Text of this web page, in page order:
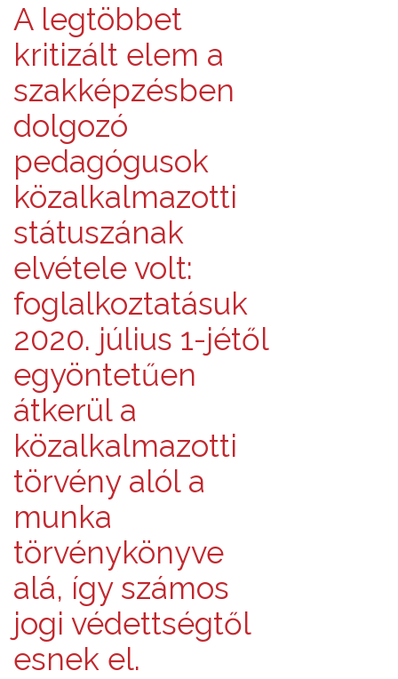
A legtöbbet
kritizált elem a
szakképzésben
dolgozó
pedagógusok
közalkalmazotti
státuszának
elvétele volt:
foglalkoztatásuk
2020. július 1-jétől
egyöntetűen
átkerül a
közalkalmazotti
törvény alól a
munka
törvénykönyve
alá, így számos
jogi védettségtől
esnek el.